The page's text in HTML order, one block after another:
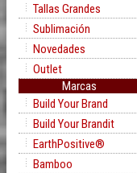
Tallas Grandes
Sublimación
Novedades
Outlet
Marcas
Build Your Brand
Build Your Brandit
EarthPositive®
Bamboo